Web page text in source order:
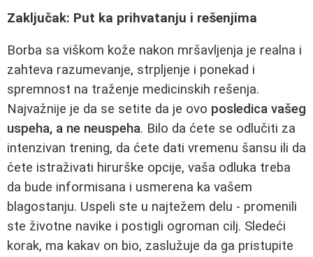
Zaključak: Put ka prihvatanju i rešenjima
Borba sa viškom kože nakon mršavljenja je realna i
zahteva razumevanje, strpljenje i ponekad i
spremnost na traženje medicinskih rešenja.
Najvažnije je da se setite da je ovo posledica vašeg
uspeha, a ne neuspeha. Bilo da ćete se odlučiti za
intenzivan trening, da ćete dati vremenu šansu ili da
ćete istraživati hirurške opcije, vaša odluka treba
da bude informisana i usmerena ka vašem
blagostanju. Uspeli ste u najtežem delu - promenili
ste životne navike i postigli ogroman cilj. Sledeći
korak, ma kakav on bio, zaslužuje da ga pristupite